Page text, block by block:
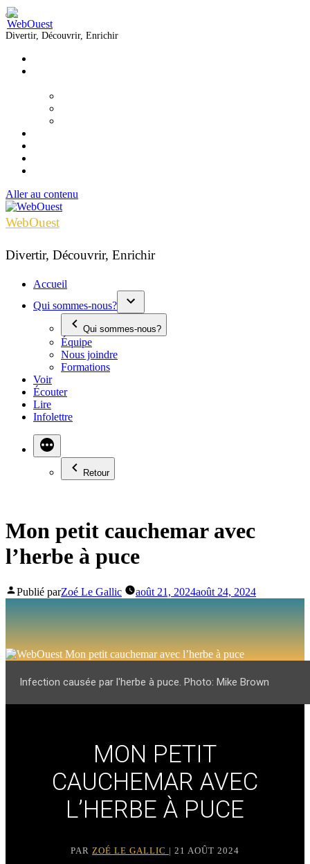
Divertir, Découvrir, Enrichir
Aller au contenu
WebOuest
Divertir, Découvrir, Enrichir
Accueil
Qui sommes-nous?
Qui sommes-nous?
Équipe
Nous joindre
Formations
Voir
Écouter
Lire
Infolettre
Retour
Mon petit cauchemar avec
l’herbe à puce
Publié parZoé Le Gallic août 21, 2024août 24, 2024
Infection causée par l'herbe à puce. Photo: Mike Brown
MON PETIT
CAUCHEMAR AVEC
L’HERBE À PUCE
PAR ZOÉ LE GALLIC | 21 AOÛT 2024